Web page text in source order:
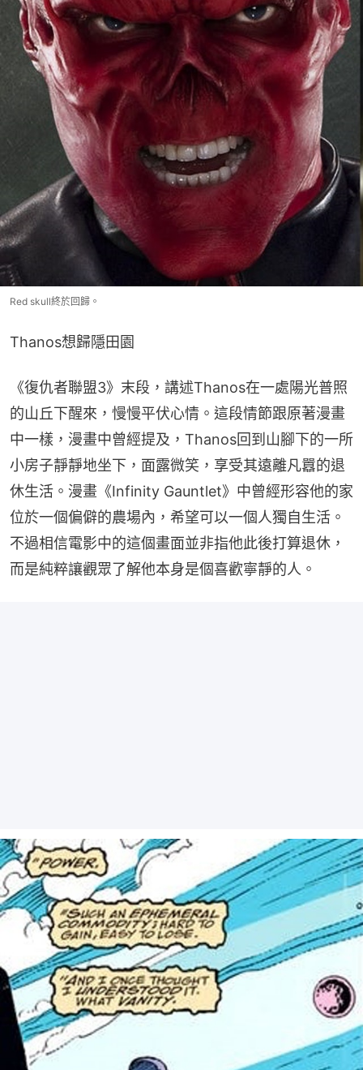
Red skull終於回歸。
Thanos想歸隱田園
《復仇者聯盟3》末段，講述Thanos在一處陽光普照
的山丘下醒來，慢慢平伏心情。這段情節跟原著漫畫
中一樣，漫畫中曾經提及，Thanos回到山腳下的一所
小房子靜靜地坐下，面露微笑，享受其遠離凡囂的退
休生活。漫畫《Infinity Gauntlet》中曾經形容他的家
位於一個偏僻的農場內，希望可以一個人獨自生活。
不過相信電影中的這個畫面並非指他此後打算退休，
而是純粹讓觀眾了解他本身是個喜歡寧靜的人。